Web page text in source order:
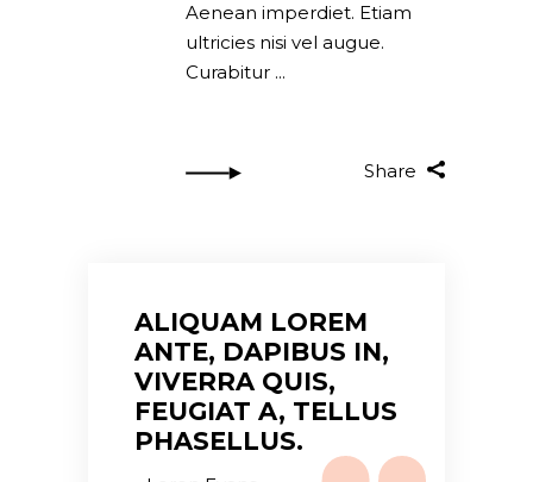
Aenean imperdiet. Etiam
ultricies nisi vel augue.
Curabitur
Share
ALIQUAM LOREM
ANTE, DAPIBUS IN,
VIVERRA QUIS,
FEUGIAT A, TELLUS
PHASELLUS.